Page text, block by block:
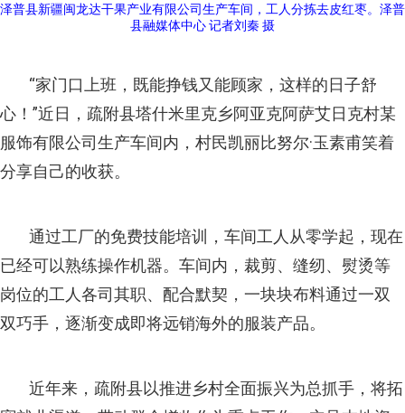
泽普县新疆闽龙达干果产业有限公司生产车间，工人分拣去皮红枣。泽普
县融媒体中心 记者刘秦 摄
“家门口上班，既能挣钱又能顾家，这样的日子舒
心！”近日，疏附县塔什米里克乡阿亚克阿萨艾日克村某
服饰有限公司生产车间内，村民凯丽比努尔·玉素甫笑着
分享自己的收获。
通过工厂的免费技能培训，车间工人从零学起，现在
已经可以熟练操作机器。车间内，裁剪、缝纫、熨烫等
岗位的工人各司其职、配合默契，一块块布料通过一双
双巧手，逐渐变成即将远销海外的服装产品。
近年来，疏附县以推进乡村全面振兴为总抓手，将拓